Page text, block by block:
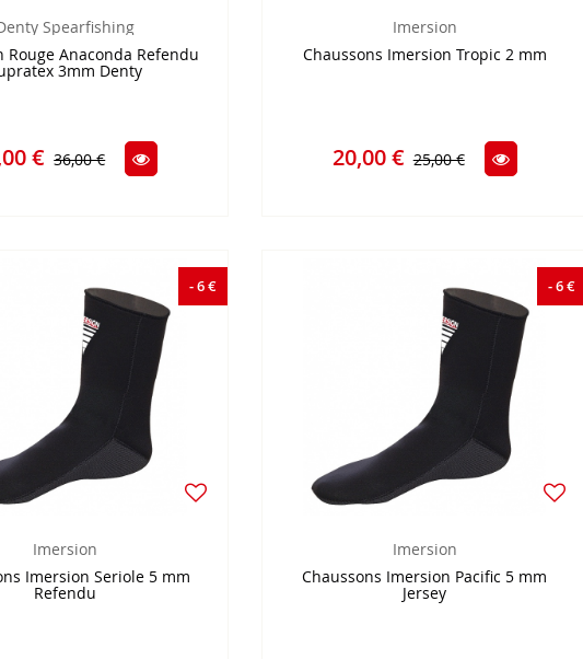
Spearfishing
Rouge Anaconda Refendu
3mm Denty
€ 36,00 €
Imersion
Chaussons Imersion Tropic 2 mm
20,00 € 25,00 €
- 6 €
Imersion
Imersion Seriole 5 mm
Refendu
- 6 €
Imersion
Chaussons Imersion Pacific 5 mm
Jersey